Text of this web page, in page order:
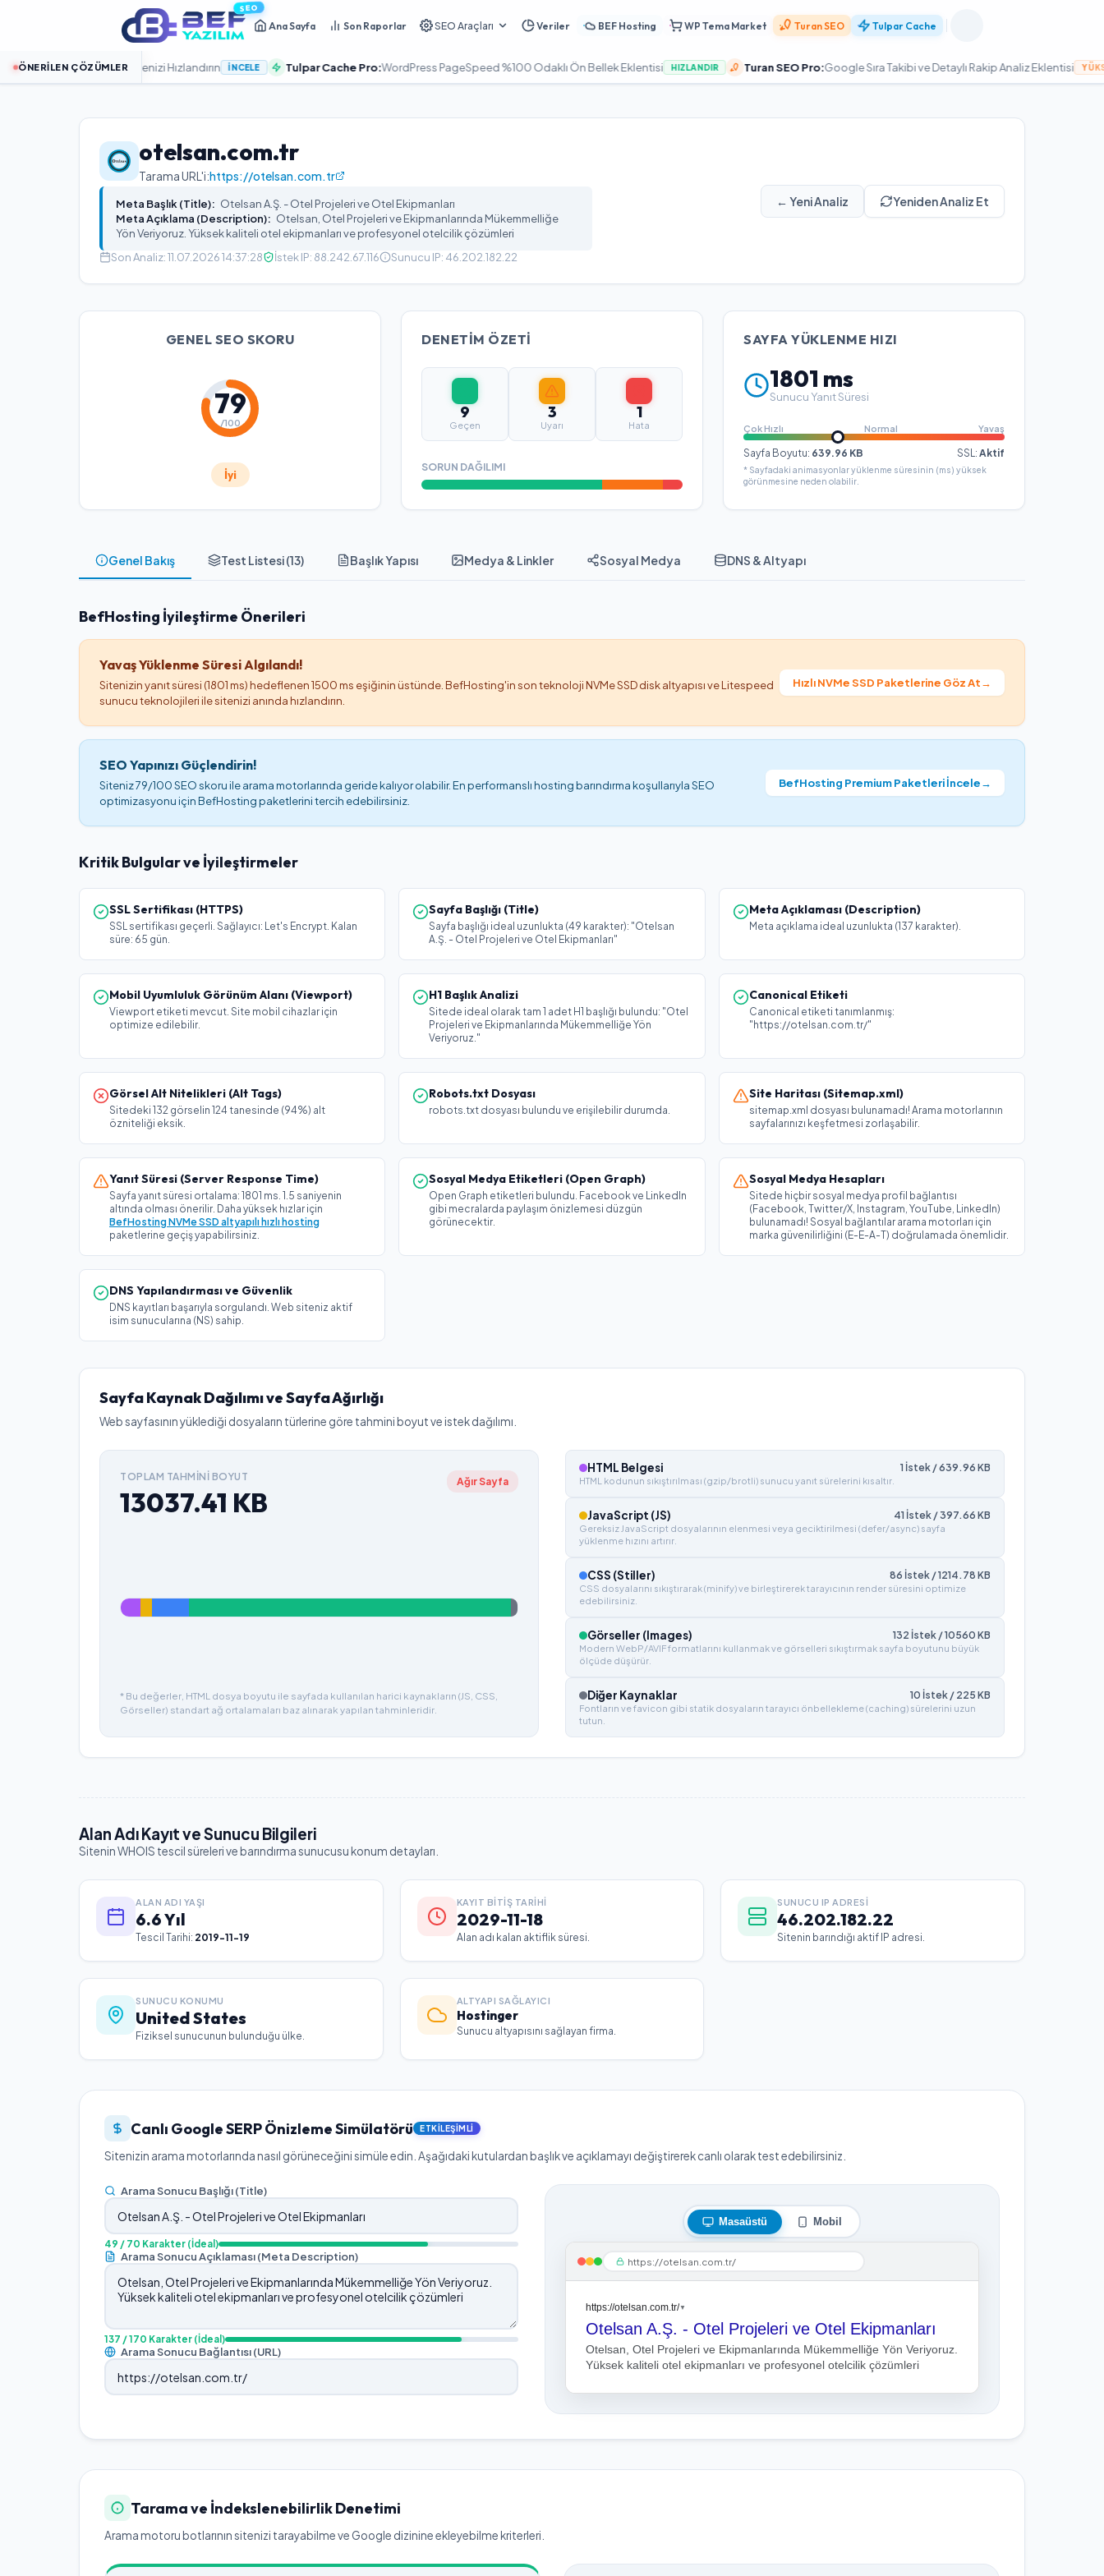
SEO
Ana Sayfa Son Raporlar SEO Araçları Veriler BEF Hosting WP Tema Market Turan SEO Tulpar Cache
ÖNERILEN ÇÖZÜMLER
Sunucularla Sitenizi Hızlandırın İNCELE Tulpar Cache Pro:WordPress PageSpeed %100 Odaklı Ön Bellek Eklentisi HIZLANDIR Turan SEO Pro:Google Sıra Takibi ve Detaylı Rakip Analiz Eklentisi YÜKSELT
otelsan.com.tr
Tarama URL'i:https://otelsan.com.tr
Meta Başlık (Title): Otelsan A.Ş. - Otel Projeleri ve Otel Ekipmanları
Meta Açıklama (Description): Otelsan, Otel Projeleri ve Ekipmanlarında Mükemmelliğe
Yön Veriyoruz. Yüksek kaliteli otel ekipmanları ve profesyonel otelcilik çözümleri
Son Analiz:11.07.2026 14:37:28 İstek IP: 88.242.67.116 Sunucu IP: 46.202.182.22
← Yeni Analiz Yeniden Analiz Et
GENEL SEO SKORU
79
/100
İyi
DENETIM ÖZETI
9
Geçen
3
Uyarı
1
Hata
SORUN DAĞILIMI
SAYFA YÜKLENME HIZI
1801 ms
Sunucu Yanıt Süresi
Çok Hızlı Normal Yavaş
Sayfa Boyutu: 639.96 KB SSL: Aktif
* Sayfadaki animasyonlar yüklenme süresinin (ms) yüksek
görünmesine neden olabilir.
Genel Bakış Test Listesi (13) Başlık Yapısı Medya & Linkler Sosyal Medya DNS & Altyapı
BefHosting İyileştirme Önerileri
Yavaş Yüklenme Süresi Algılandı!
Sitenizin yanıt süresi (1801 ms) hedeflenen 1500 ms eşiğinin üstünde. BefHosting'in son teknoloji NVMe SSD disk altyapısı ve Litespeed
sunucu teknolojileri ile sitenizi anında hızlandırın.
Hızlı NVMe SSD Paketlerine Göz At→
SEO Yapınızı Güçlendirin!
Siteniz 79/100 SEO skoru ile arama motorlarında geride kalıyor olabilir. En performanslı hosting barındırma koşullarıyla SEO
optimizasyonu için BefHosting paketlerini tercih edebilirsiniz.
BefHosting Premium Paketleri İncele→
Kritik Bulgular ve İyileştirmeler
SSL Sertifikası (HTTPS)
SSL sertifikası geçerli. Sağlayıcı: Let's Encrypt. Kalan
süre: 65 gün.
Sayfa Başlığı (Title)
Sayfa başlığı ideal uzunlukta (49 karakter): "Otelsan
A.Ş. - Otel Projeleri ve Otel Ekipmanları"
Meta Açıklaması (Description)
Meta açıklama ideal uzunlukta (137 karakter).
Mobil Uyumluluk Görünüm Alanı (Viewport)
Viewport etiketi mevcut. Site mobil cihazlar için
optimize edilebilir.
H1 Başlık Analizi
Sitede ideal olarak tam 1 adet H1 başlığı bulundu: "Otel
Projeleri ve Ekipmanlarında Mükemmelliğe Yön
Veriyoruz."
Canonical Etiketi
Canonical etiketi tanımlanmış:
"https://otelsan.com.tr/"
Görsel Alt Nitelikleri (Alt Tags)
Sitedeki 132 görselin 124 tanesinde (94%) alt
özniteliği eksik.
Robots.txt Dosyası
robots.txt dosyası bulundu ve erişilebilir durumda.
Site Haritası (Sitemap.xml)
sitemap.xml dosyası bulunamadı! Arama motorlarının
sayfalarınızı keşfetmesi zorlaşabilir.
Yanıt Süresi (Server Response Time)
Sayfa yanıt süresi ortalama: 1801 ms. 1.5 saniyenin
altında olması önerilir. Daha yüksek hızlar için
BefHosting NVMe SSD altyapılı hızlı hosting
paketlerine geçiş yapabilirsiniz.
Sosyal Medya Etiketleri (Open Graph)
Open Graph etiketleri bulundu. Facebook ve LinkedIn
gibi mecralarda paylaşım önizlemesi düzgün
görünecektir.
Sosyal Medya Hesapları
Sitede hiçbir sosyal medya profil bağlantısı
(Facebook, Twitter/X, Instagram, YouTube, LinkedIn)
bulunamadı! Sosyal bağlantılar arama motorları için
marka güvenilirliğini (E-E-A-T) doğrulamada önemlidir.
DNS Yapılandırması ve Güvenlik
DNS kayıtları başarıyla sorgulandı. Web siteniz aktif
isim sunucularına (NS) sahip.
Sayfa Kaynak Dağılımı ve Sayfa Ağırlığı
Web sayfasının yüklediği dosyaların türlerine göre tahmini boyut ve istek dağılımı.
TOPLAM TAHMINI BOYUT
13037.41 KB
Ağır Sayfa
* Bu değerler, HTML dosya boyutu ile sayfada kullanılan harici kaynakların (JS, CSS,
Görseller) standart ağ ortalamaları baz alınarak yapılan tahminleridir.
HTML Belgesi 1 İstek /639.96 KB
HTML kodunun sıkıştırılması (gzip/brotli) sunucu yanıt sürelerini kısaltır.
JavaScript (JS) 41 İstek /397.66 KB
Gereksiz JavaScript dosyalarının elenmesi veya geciktirilmesi (defer/async) sayfa
yüklenme hızını artırır.
CSS (Stiller) 86 İstek /1214.78 KB
CSS dosyalarını sıkıştırarak (minify) ve birleştirerek tarayıcının render süresini optimize
edebilirsiniz.
Görseller (Images) 132 İstek /10560 KB
Modern WebP/AVIF formatlarını kullanmak ve görselleri sıkıştırmak sayfa boyutunu büyük
ölçüde düşürür.
Diğer Kaynaklar 10 İstek / 225 KB
Fontların ve favicon gibi statik dosyaların tarayıcı önbellekleme (caching) sürelerini uzun
tutun.
Alan Adı Kayıt ve Sunucu Bilgileri
Sitenin WHOIS tescil süreleri ve barındırma sunucusu konum detayları.
ALAN ADI YAŞI
6.6 Yıl
Tescil Tarihi: 2019-11-19
KAYIT BITIŞ TARIHI
2029-11-18
Alan adı kalan aktiflik süresi.
SUNUCU IP ADRESI
46.202.182.22
Sitenin barındığı aktif IP adresi.
SUNUCU KONUMU
United States
Fiziksel sunucunun bulunduğu ülke.
ALTYAPI SAĞLAYICI
Hostinger
Sunucu altyapısını sağlayan firma.
Canlı Google SERP Önizleme Simülatörü ETKILEŞIMLI
Sitenizin arama motorlarında nasıl görüneceğini simüle edin. Aşağıdaki kutulardan başlık ve açıklamayı değiştirerek canlı olarak test edebilirsiniz.
Arama Sonucu Başlığı (Title)
49 / 70 Karakter (İdeal)
Arama Sonucu Açıklaması (Meta Description)
137 / 170 Karakter (İdeal)
Arama Sonucu Bağlantısı (URL)
Masaüstü Mobil
https://otelsan.com.tr/
https://otelsan.com.tr/▼
Otelsan A.Ş. - Otel Projeleri ve Otel Ekipmanları
Otelsan, Otel Projeleri ve Ekipmanlarında Mükemmelliğe Yön Veriyoruz.
Yüksek kaliteli otel ekipmanları ve profesyonel otelcilik çözümleri
Tarama ve İndekslenebilirlik Denetimi
Arama motoru botlarının sitenizi tarayabilme ve Google dizinine ekleyebilme kriterleri.